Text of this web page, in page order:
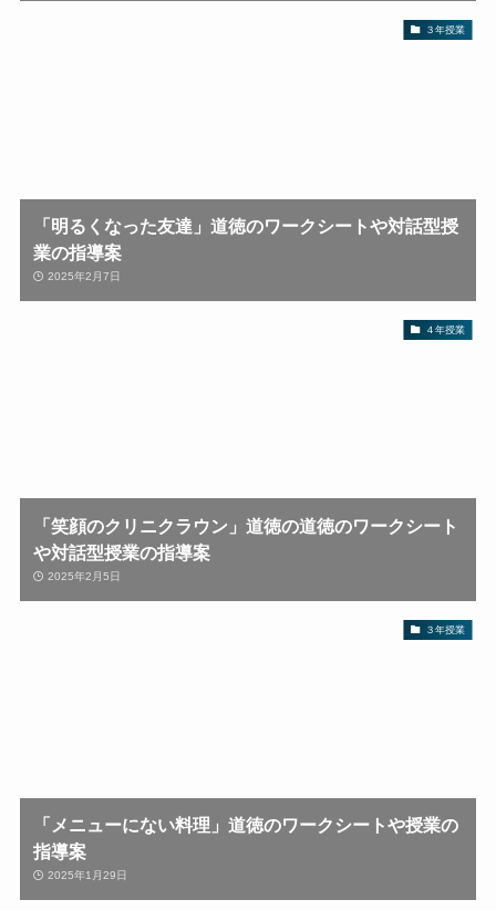
３年授業
「明るくなった友達」道徳のワークシートや対話型授
業の指導案
2025年2月7日
４年授業
「笑顔のクリニクラウン」道徳の道徳のワークシート
や対話型授業の指導案
2025年2月5日
３年授業
「メニューにない料理」道徳のワークシートや授業の
指導案
2025年1月29日